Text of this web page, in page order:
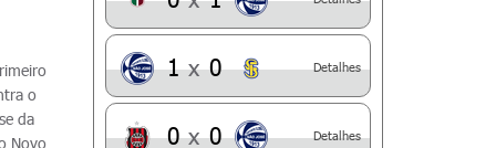
o
da
Novo
1 x 0 Detalhes
0 x 0 Detalhes